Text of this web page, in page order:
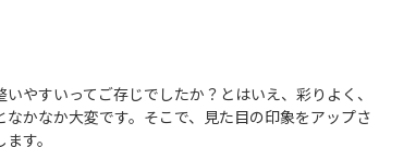
やすいってご存じでしたか？とはいえ、彩りよく、
かなか大変です。そこで、見た目の印象をアップさ
す。